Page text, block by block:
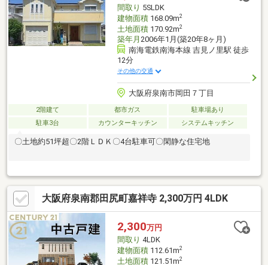
間取り 5SLDK
建物面積168.09m2
土地面積170.92m2
築年月 2006年1月(築20年8ヶ月)
南海電鉄南海本線 吉見ノ里駅 徒歩
12分
その他の交通
大阪府泉南市岡田７丁目
2階建て 都市ガス
駐車場あり
駐車3台
カウンターキッチン システムキッチン
〇土地約51坪超〇2階ＬＤＫ〇4台駐車可〇閑静な住宅地
大阪府泉南郡田尻町嘉祥寺 2,300万円 4LDK
2,300万円
間取り 4LDK
建物面積112.61m2
土地面積121.51m2